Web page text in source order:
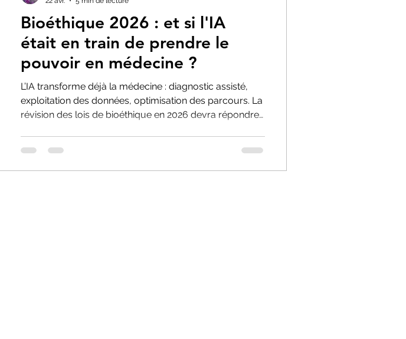
Bioéthique 2026 : et si l'IA
était en train de prendre le
pouvoir en médecine ?
L’IA transforme déjà la médecine : diagnostic assisté,
exploitation des données, optimisation des parcours. La
révision des lois de bioéthique en 2026 devra répondre
décisionnelle ?